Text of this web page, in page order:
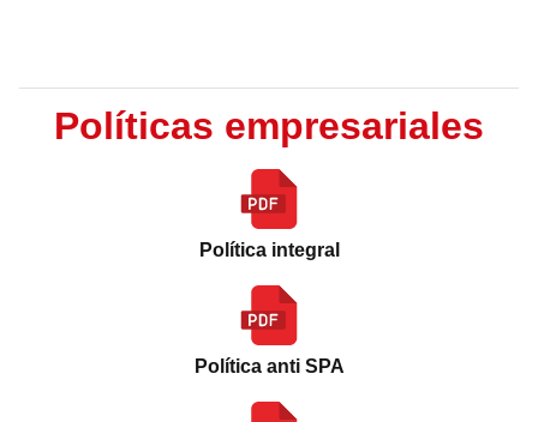
Políticas empresariales
Política integral
Política anti SPA